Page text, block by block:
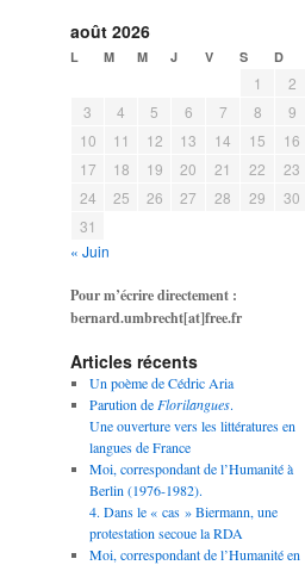
août 2026
L M M J V S D
1
2
3
4 5 6 7 8
9
10
11 12 13 14 15
16
17
18 19 20 21 22
23
24
25 26 27 28 29
30
31
« Juin
Pour m’écrire directement :
bernard.umbrecht[at]free.fr
Articles récents
Un poème de Cédric Aria
Parution de Florilangues.
Une ouverture vers les littératures en
langues de France
Moi, correspondant de l’Humanité à
Berlin (1976-1982).
4. Dans le « cas » Biermann, une
protestation secoue la RDA
Moi, correspondant de l’Humanité en